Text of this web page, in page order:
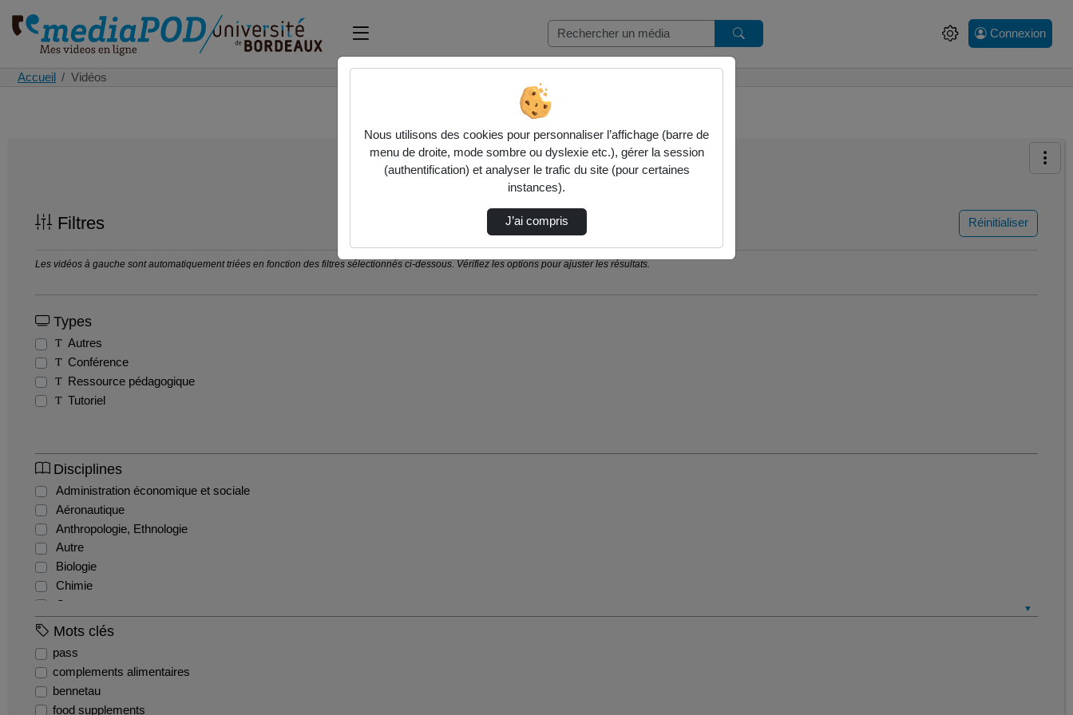
Connexion
Accueil Vidéos
Filtres Réinitialiser
Les vidéos à gauche sont automatiquement triées en fonction des filtres sélectionnés ci-dessous. Vérifiez les options pour ajuster les résultats.
Types
Autres
Conférence
Ressource pédagogique
Tutoriel
Disciplines
Administration économique et sociale
Aéronautique
Anthropologie, Ethnologie
Autre
Biologie
Chimie
Commerce
Comptabilité et gestion financière
Droit civil
Droit constitutionnel
Mots clés
pass
complements alimentaires
bennetau
food supplements
Nous utilisons des cookies pour personnaliser l’affichage (barre de
menu de droite, mode sombre ou dyslexie etc.), gérer la session
(authentification) et analyser le trafic du site (pour certaines
instances).
J’ai compris